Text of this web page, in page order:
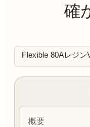
確
Flexible 80Aレジン
概要